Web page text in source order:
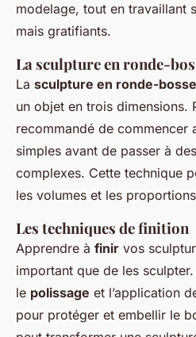
modelage, tout en travaillant
mais gratifiants.
La sculpture en ronde-
La sculpture en ronde-bosse
un objet en trois dimensions.
recommandé de commencer
simples avant de passer à
complexes. Cette technique
les volumes et les
Les techniques de finition
Apprendre à finir vos
important que de les
le polissage et l’application
pour protéger et embellir le